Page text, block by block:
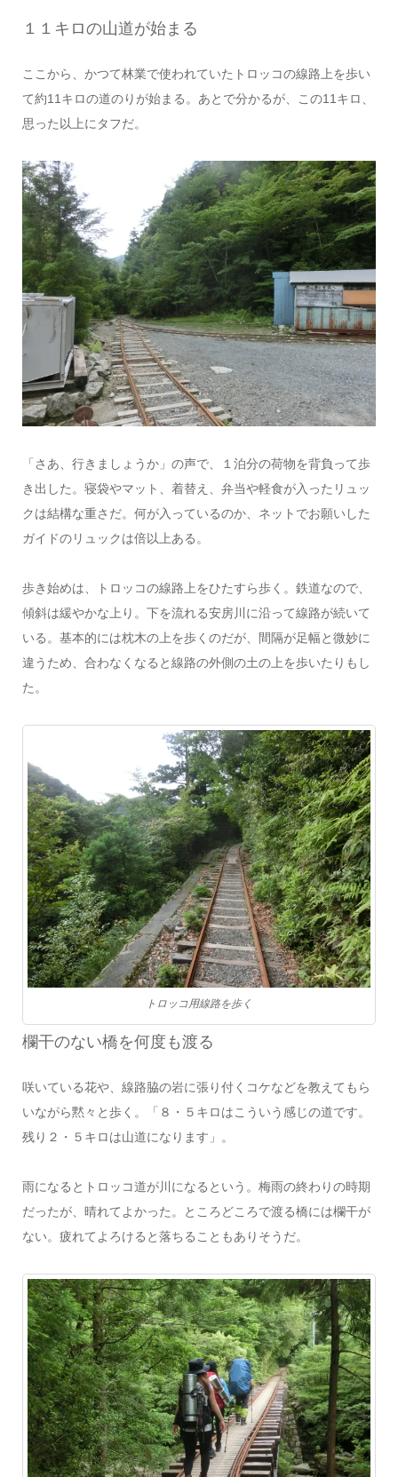
１１キロの山道が始まる
ここから、かつて林業で使われていたトロッコの線路上を歩い
て約11キロの道のりが始まる。あとで分かるが、この11キロ、
思った以上にタフだ。
「さあ、行きましょうか」の声で、１泊分の荷物を背負って歩
き出した。寝袋やマット、着替え、弁当や軽食が入ったリュッ
クは結構な重さだ。何が入っているのか、ネットでお願いした
ガイドのリュックは倍以上ある。
歩き始めは、トロッコの線路上をひたすら歩く。鉄道なので、
傾斜は緩やかな上り。下を流れる安房川に沿って線路が続いて
いる。基本的には枕木の上を歩くのだが、間隔が足幅と微妙に
違うため、合わなくなると線路の外側の土の上を歩いたりもし
た。
トロッコ用線路を歩く
欄干のない橋を何度も渡る
咲いている花や、線路脇の岩に張り付くコケなどを教えてもら
いながら黙々と歩く。「８・５キロはこういう感じの道です。
残り２・５キロは山道になります」。
雨になるとトロッコ道が川になるという。梅雨の終わりの時期
だったが、晴れてよかった。ところどころで渡る橋には欄干が
ない。疲れてよろけると落ちることもありそうだ。